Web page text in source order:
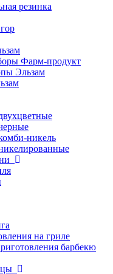
резинка
Фарм-продукт
Эльзам
никель
на гриле
барбекю